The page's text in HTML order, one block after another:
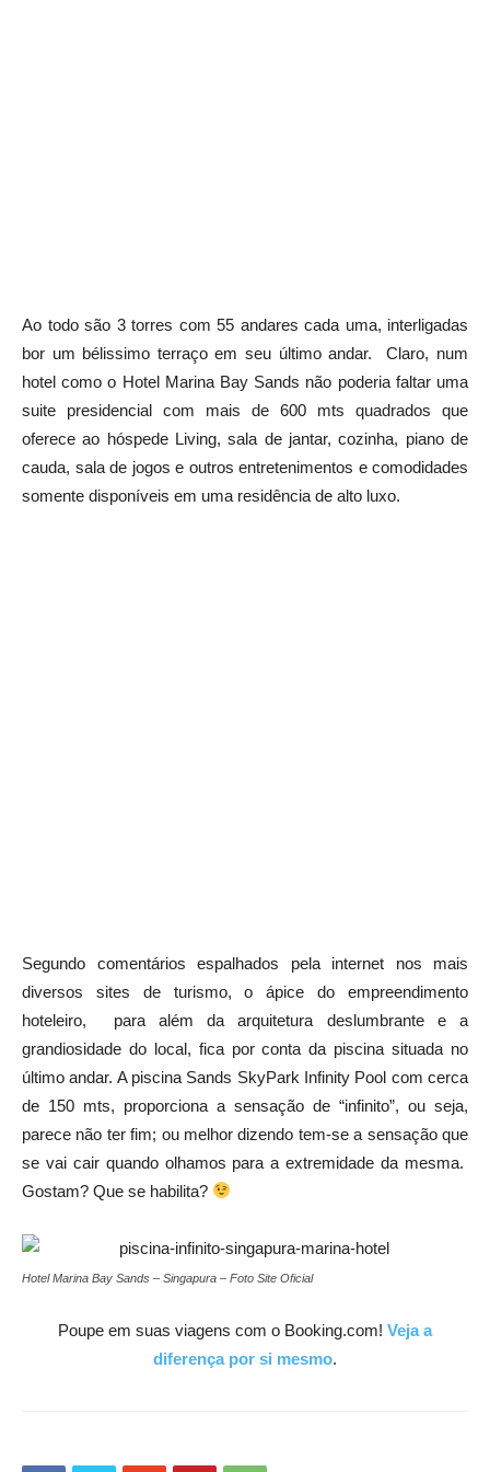
Ao todo são 3 torres com 55 andares cada uma, interligadas
bor um bélissimo terraço em seu último andar. Claro, num
hotel como o Hotel Marina Bay Sands não poderia faltar uma
suite presidencial com mais de 600 mts quadrados que
oferece ao hóspede Living, sala de jantar, cozinha, piano de
cauda, sala de jogos e outros entretenimentos e comodidades
somente disponíveis em uma residência de alto luxo.
Segundo comentários espalhados pela internet nos mais
diversos sites de turismo, o ápice do empreendimento
hoteleiro, para além da arquitetura deslumbrante e a
grandiosidade do local, fica por conta da piscina situada no
último andar. A piscina Sands SkyPark Infinity Pool com cerca
de 150 mts, proporciona a sensação de “infinito”, ou seja,
parece não ter fim; ou melhor dizendo tem-se a sensação que
se vai cair quando olhamos para a extremidade da mesma.
Gostam? Que se habilita?
Hotel Marina Bay Sands – Singapura – Foto Site Oficial
Poupe em suas viagens com o Booking.com! Veja a
diferença por si mesmo.